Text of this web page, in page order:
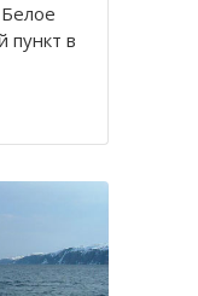
пункт в
в